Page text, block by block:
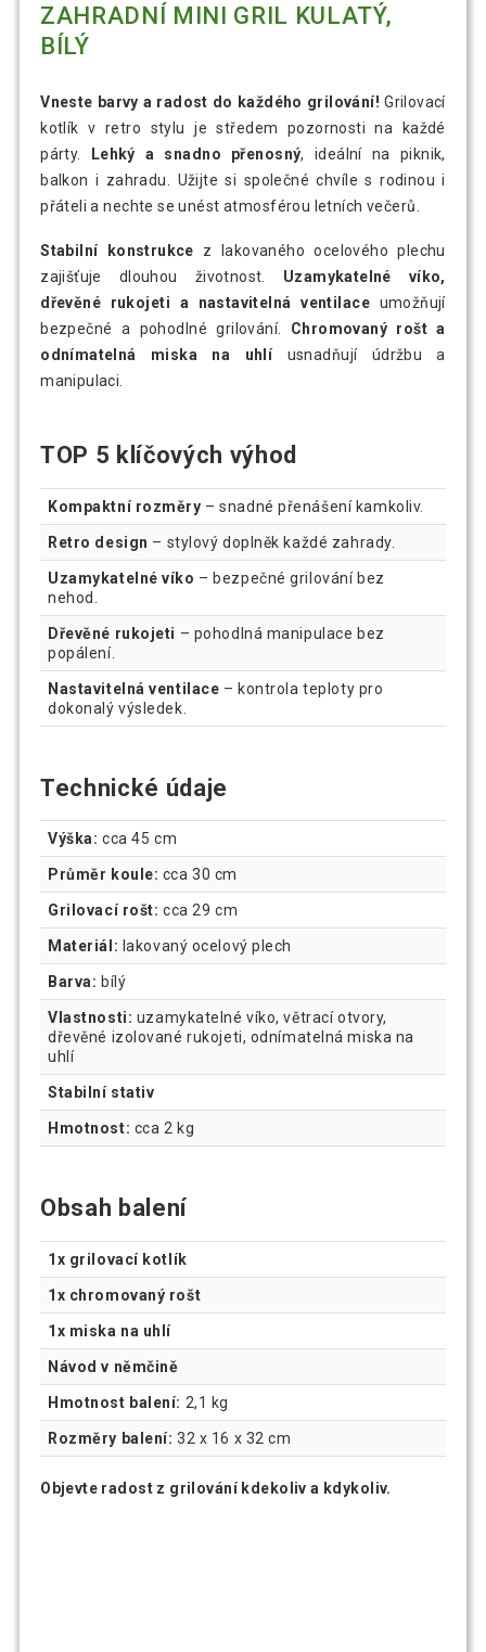
ZAHRADNÍ MINI GRIL KULATÝ,
BÍLÝ
Vneste barvy a radost do každého grilování! Grilovací
kotlík v retro stylu je středem pozornosti na každé
párty.
Lehký a snadno přenosný, ideální na piknik,
balkon i zahradu. Užijte si společné chvíle s rodinou i
přáteli a nechte se unést atmosférou letních večerů.
Stabilní konstrukce z lakovaného ocelového plechu
zajišťuje dlouhou životnost. Uzamykatelné víko,
dřevěné rukojeti a nastavitelná ventilaceumožňují
bezpečné a pohodlné grilování. Chromovaný rošt a
odnímatelná miska na uhlíusnadňují údržbu a
manipulaci.
TOP 5 klíčových výhod
Kompaktní rozměry – snadné přenášení kamkoliv.
Retro design – stylový doplněk každé zahrady.
Uzamykatelné víko – bezpečné grilování bez
nehod.
Dřevěné rukojeti – pohodlná manipulace bez
popálení.
Nastavitelná ventilace – kontrola teploty pro
dokonalý výsledek.
Technické údaje
Výška: cca 45 cm
Průměr koule: cca 30 cm
Grilovací rošt: cca 29 cm
Materiál: lakovaný ocelový plech
Barva: bílý
Vlastnosti: uzamykatelné víko, větrací otvory,
dřevěné izolované rukojeti, odnímatelná miska na
uhlí
Stabilní stativ
Hmotnost: cca 2 kg
Obsah balení
1x grilovací kotlík
1x chromovaný rošt
1x miska na uhlí
Návod v němčině
Hmotnost balení: 2,1 kg
Rozměry balení: 32 x 16 x 32 cm
Objevte radost z grilování kdekoliv a kdykoliv.